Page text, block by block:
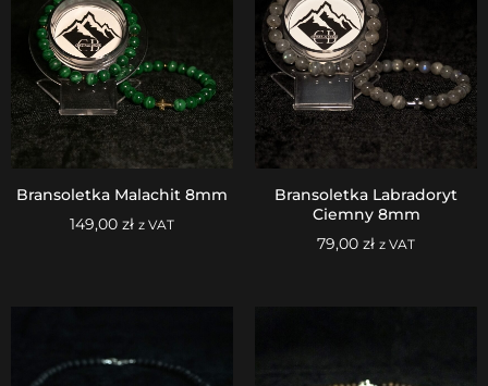
Bransoletka Malachit 8mm
149,00 zł z VAT
Bransoletka Labradoryt
Ciemny 8mm
79,00 zł z VAT